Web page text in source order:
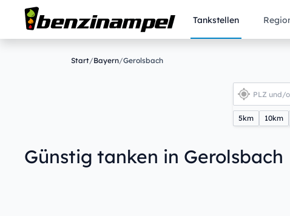
Tankstellen
Start/Bayern/Gerolsbach
5km 10km
Günstig tanken in Gerolsbach